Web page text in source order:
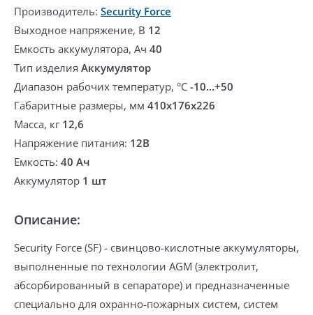
Производитель: Security Force
Выходное напряжение, В 12
Емкость аккумулятора, Ач 40
Тип изделия Аккумулятор
Диапазон рабочих температур, °С -10...+50
Габаритные размеры, мм 410х176х226
Масса, кг 12,6
Напряжение питания: 12В
Емкость: 40 Ач
Аккумулятор 1 шт
Описание:
Security Force (SF) - cвинцово-кислотные аккумуляторы,
выполненные по технологии AGM (электролит,
абсорбированный в сепараторе) и предназначенные
специально для охранно-пожарных систем, систем